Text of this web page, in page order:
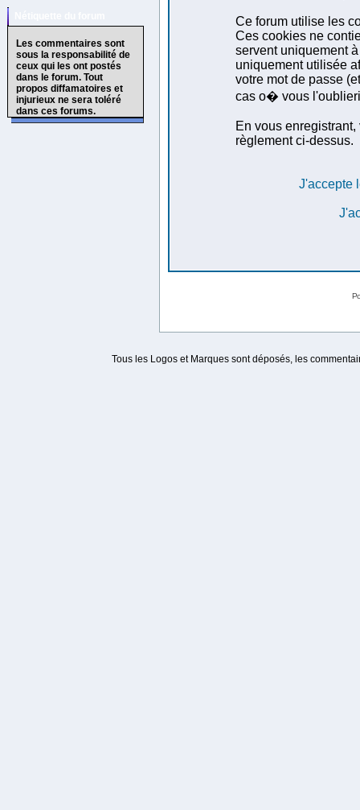
Les commentaires sont
sous la responsabilité de
ceux qui les ont postés
dans le forum. Tout
propos diffamatoires et
injurieux ne sera toléré
dans ces forums.
Ce forum utilise les
Ces cookies ne
servent uniquement
uniquement utilisée
votre mot de passe
cas o� vous
En vous
règlement ci-dessus.
J'accepte
Tous les Logos et Marques sont déposés, les